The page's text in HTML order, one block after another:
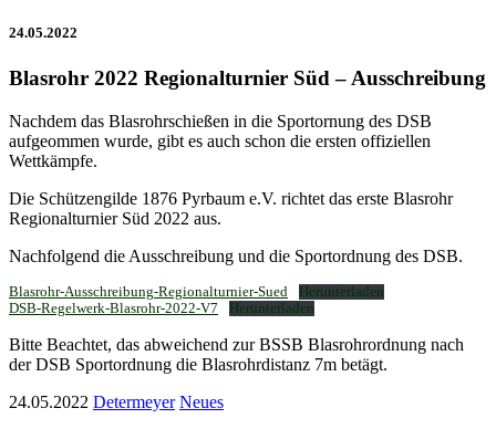
24.05.2022
Blasrohr 2022 Regionalturnier Süd – Ausschreibung
Nachdem das Blasrohrschießen in die Sportornung des DSB
aufgeommen wurde, gibt es auch schon die ersten offiziellen
Wettkämpfe.
Die Schützengilde 1876 Pyrbaum e.V. richtet das erste Blasrohr
Regionalturnier Süd 2022 aus.
Nachfolgend die Ausschreibung und die Sportordnung des DSB.
Blasrohr-Ausschreibung-Regionalturnier-Sued
Herunterladen
DSB-Regelwerk-Blasrohr-2022-V7
Herunterladen
Bitte Beachtet, das abweichend zur BSSB Blasrohrordnung nach
der DSB Sportordnung die Blasrohrdistanz 7m betägt.
24.05.2022 Determeyer Neues